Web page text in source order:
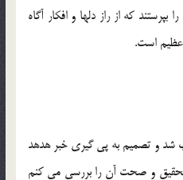
كه از راز دلها و افكار آگاه
است.
شد و تصمیم به پی گیری خبر هدهد
تحقیق و صحت آن را بررسی می كنم